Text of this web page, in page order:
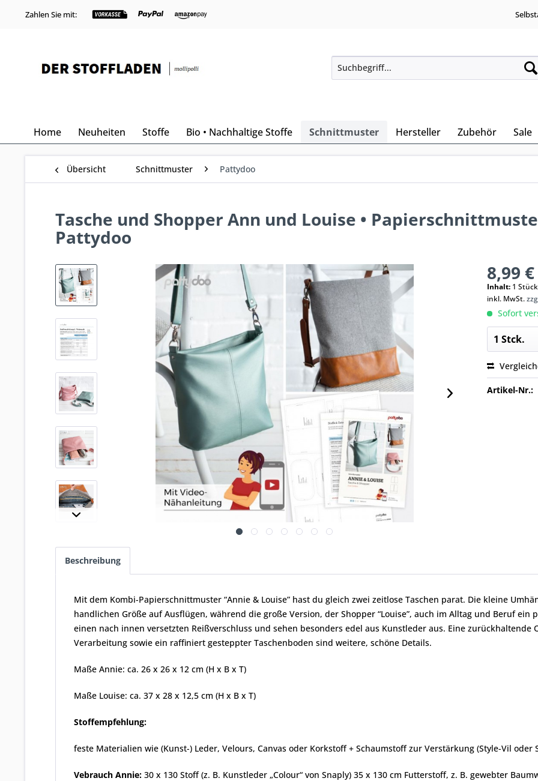
Zahlen Sie mit:
Home Neuheiten Stoffe Bio • Nachhaltige Stoffe Schnittmuster Hersteller Zubehör Sale
Übersicht Schnittmuster Pattydoo
Tasche und Shopper Ann und Louise •
Pattydoo
8,99
Inhalt: 1 Stück
inkl. MwSt.
Sofort
Artikel-Nr.:
Beschreibung
Mit dem Kombi-Papierschnittmuster “Annie & Louise” hast du gleich zwei zeitlose Taschen parat. Die kleine
handlichen Größe auf Ausflügen, während die große Version, der Shopper “Louise”, auch im Alltag und Beruf ein
einen nach innen versetzten Reißverschluss und sehen besonders edel aus Kunstleder aus. Eine
Verarbeitung sowie ein raffiniert gesteppter Taschenboden sind weitere, schöne Details.
Maße Annie: ca. 26 x 26 x 12 cm (H x B x T)
Maße Louise: ca. 37 x 28 x 12,5 cm (H x B x T)
Stoffempfehlung:
feste Materialien wie (Kunst-) Leder, Velours, Canvas oder Korkstoff + Schaumstoff zur Verstärkung (Style-Vil oder
Vebrauch Annie: 30 x 130 Stoff (z. B. Kunstleder „Colour“ von Snaply) 35 x 130 cm Futterstoff, z. B. gewebter